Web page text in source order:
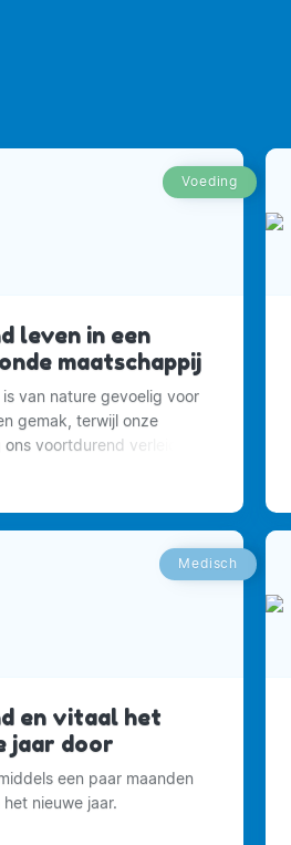
Voeding
leven in een
maatschappij
van nature gevoelig voor
gemak, terwijl onze
voortdurend verleidt
Medisch
en vitaal het
jaar door
een paar maanden
nieuwe jaar.